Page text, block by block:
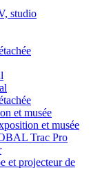
studio
et musée
et musée
Trac Pro
et projecteur de